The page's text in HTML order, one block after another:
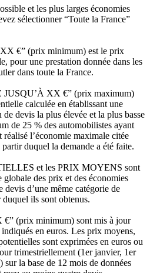
et les plus larges économies
sélectionner “Toute la France”
€” (prix minimum) est le prix
pour une prestation donnée dans les
dans toute la France.
XX €” (prix maximum)
calculée en établissant une
devis la plus élevée et la plus basse
de 25 % des automobilistes ayant
l’économie maximale citée
duquel la demande a été faite.
et les PRIX MOYENS sont
globale des prix et des économies
devis d’une même catégorie de
ils sont obtenus.
(prix minimum) sont mis à jour
en euros. Les prix moyens,
sont exprimées en euros ou
trimestriellement (1er janvier, 1er
la base de 12 mois de données